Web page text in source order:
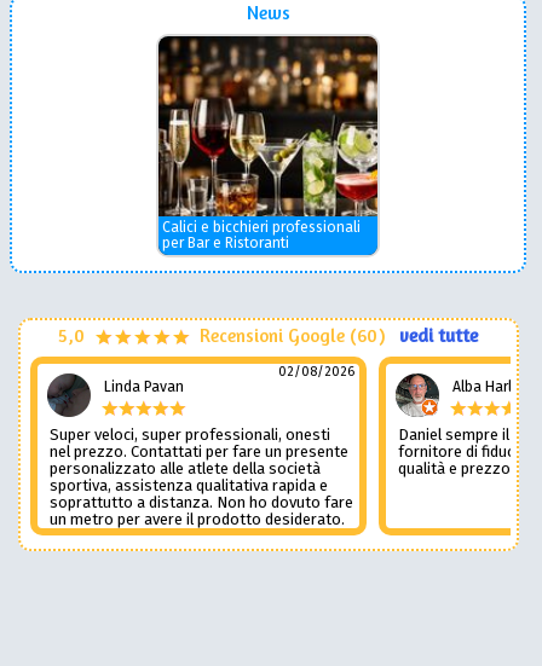
News
Calici e bicchieri professionali
per Bar e Ristoranti
5,0 Recensioni Google (60) vedi tutte
Linda Pavan
02/08/2026
Super veloci, super professionali, onesti
nel prezzo. Contattati per fare un presente
personalizzato alle atlete della società
sportiva, assistenza qualitativa rapida e
soprattutto a distanza. Non ho dovuto fare
un metro per avere il prodotto desiderato.
Una assistenza del genere è rara e
preziosa. Credo li contatterò ancora in
Alba Harley
Daniel sempre il
fornitore di fiducia
qualità e prezzo